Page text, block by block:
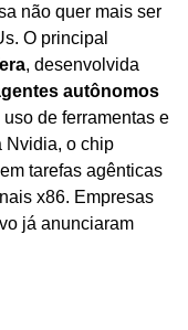
não quer mais ser
O principal
, desenvolvida
autônomos
de ferramentas e
Nvidia, o chip
em tarefas agênticas
x86. Empresas
já anunciaram